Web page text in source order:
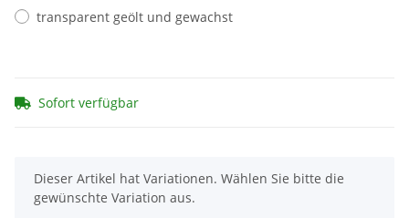
transparent geölt und gewachst
Sofort verfügbar
x
Dieser Artikel hat Variationen. Wählen Sie bitte die
gewünschte Variation aus.